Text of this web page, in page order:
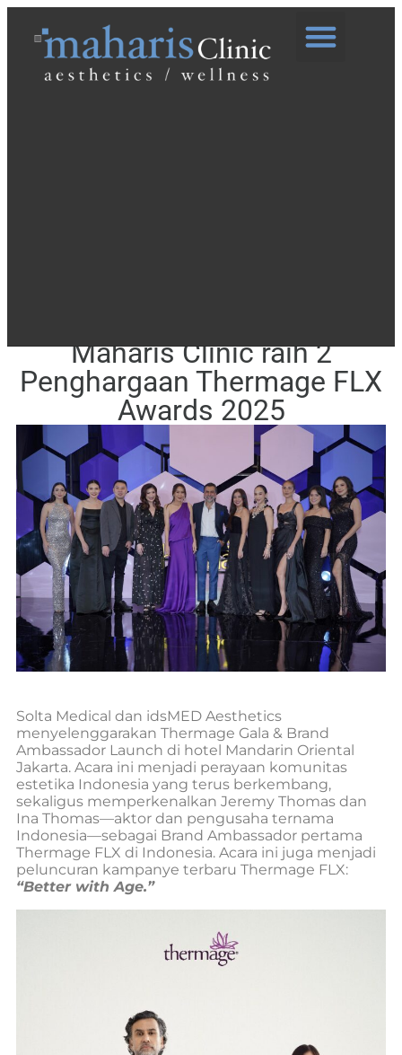
Maharis Clinic raih 2
Penghargaan Thermage FLX
Awards 2025
Solta Medical dan idsMED Aesthetics
menyelenggarakan Thermage Gala & Brand
Ambassador Launch di hotel Mandarin Oriental
Jakarta. Acara ini menjadi perayaan komunitas
estetika Indonesia yang terus berkembang,
sekaligus memperkenalkan Jeremy Thomas dan
Ina Thomas—aktor dan pengusaha ternama
Indonesia—sebagai Brand Ambassador pertama
Thermage FLX di Indonesia. Acara ini juga menjadi
peluncuran kampanye terbaru Thermage FLX:
“Better with Age.”